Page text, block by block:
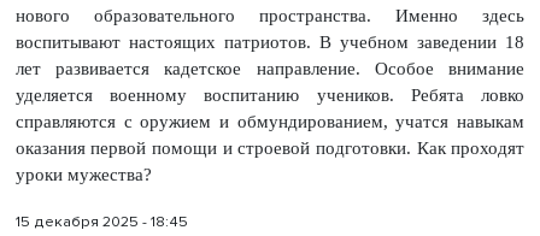
нового образовательного пространства. Именно здесь
воспитывают настоящих патриотов. В учебном заведении 18
лет развивается кадетское направление. Особое внимание
уделяется военному воспитанию учеников. Ребята ловко
справляются с оружием и обмундированием, учатся навыкам
оказания первой помощи и строевой подготовки. Как проходят
уроки мужества?
15 декабря 2025 - 18:45